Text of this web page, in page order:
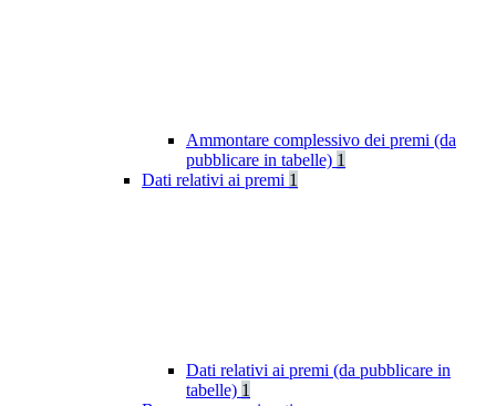
Ammontare complessivo dei premi (da
pubblicare in tabelle) 1
Dati relativi ai premi 1
Dati relativi ai premi (da pubblicare in
tabelle) 1